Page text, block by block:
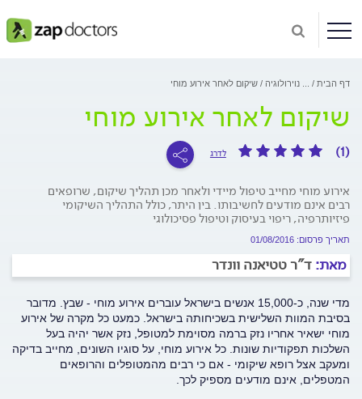
דף הבית נוירולוגיה שיקום לאחר אירוע מוחי
שיקום לאחר אירוע מוחי
(1) לדרג
אירוע מוחי מחייב טיפול מיידי ולאחר מכן תהליך שיקום, שרופאים
רבים אינם מודעים לחשיבותו. בין היתר, כולל התהליך השיקומי
פיזיותרפיה, ריפוי בעיסוק וטיפול פסיכולוגי
תאריך פרסום: 01/08/2016
מאת: ד"ר טטיאנה וונדר
מדי שנה, כ-15,000 אנשים בישראל עוברים אירוע מוחי - שבץ. מדובר
בסיבת המוות השלישית בשכיחותה בישראל. כמעט כל מקרה של אירוע
מוחי ישאיר אחריו נזק ברמה מסוימת למטופל, נזק אשר יהיה בעל
השלכות תפקודיות שונות. כל אירוע מוחי, על סוגיו השונים, מחייב בדיקה
ומעקב אצל רופא שיקומי - אם כי רבים מהמטופלים והרופאים
המטפלים, אינם מודעים מספיק לכך.